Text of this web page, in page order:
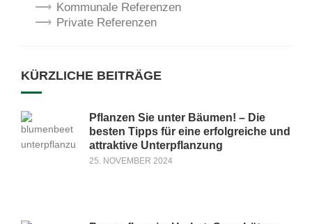
Kommunale Referenzen
Private Referenzen
KÜRZLICHE BEITRÄGE
Pflanzen Sie unter Bäumen! – Die
besten Tipps für eine erfolgreiche und
attraktive Unterpflanzung
25. NOVEMBER 2024